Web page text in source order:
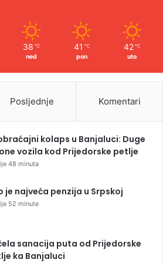
38 ℃
ned
41 ℃
pon
42 ℃
uto
Posljednje Komentari
kolaps u Banjaluci: Duge
vozila kod Prijedorske petlje
48 minuta
je najveća penzija u Srpskoj
52 minute
sanacija puta od Prijedorske
ka Banjaluci